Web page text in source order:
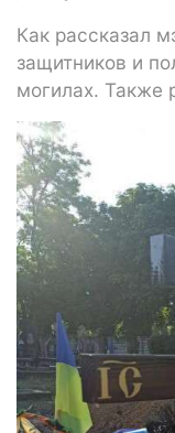
Как рассказал
защитников и
могилах. Также